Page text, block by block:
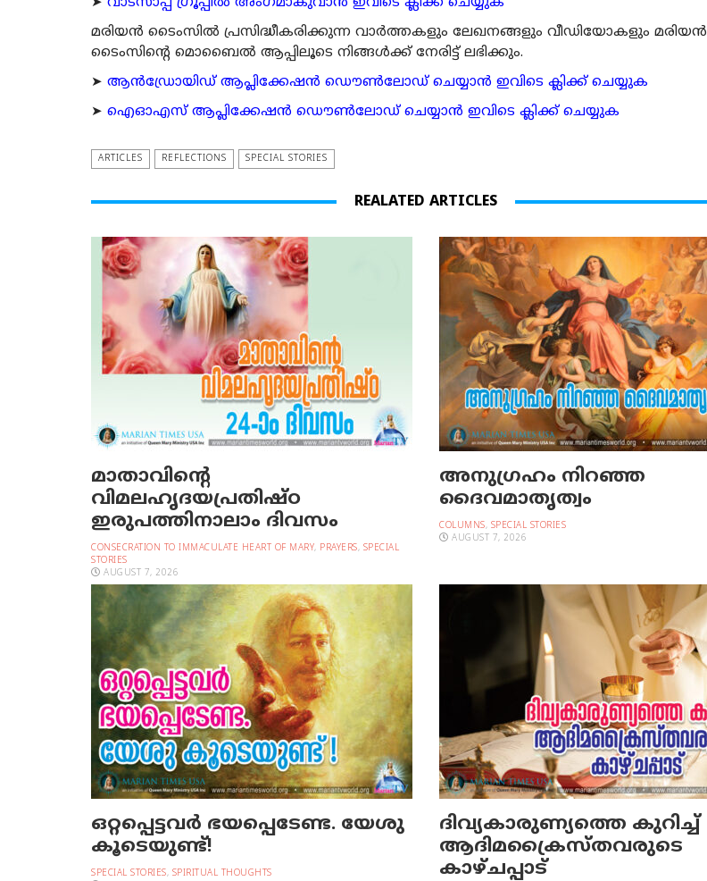
മരിയന്‍ ടൈംസില്‍ പ്രസിദ്ധീകരിക്കുന്ന വാര്‍ത്തകളും ലേഖനങ്ങളും വീഡിയോകളും മരിയന്‍
ടൈംസിന്റെ മൊബൈല്‍ ആപ്പിലൂടെ നിങ്ങള്‍ക്ക് നേരിട്ട് ലഭിക്കും.
➤ ആന്‍ഡ്രോയിഡ് ആപ്ലിക്കേഷന്‍ ഡൌണ്‍ലോഡ് ചെയ്യാന്‍ ഇവിടെ ക്ലിക്ക് ചെയ്യുക
➤ ഐഓഎസ് ആപ്ലിക്കേഷന്‍ ഡൌണ്‍ലോഡ് ചെയ്യാന്‍ ഇവിടെ ക്ലിക്ക് ചെയ്യുക
ARTICLES REFLECTIONS SPECIAL STORIES
REALATED ARTICLES
മാതാവിന്റെ
വിമലഹൃദയപ്രതിഷ്ഠ
ഇരുപത്തിനാലാം ദിവസം
CONSECRATION TO IMMACULATE HEART OF MARY, PRAYERS, SPECIAL
STORIES
AUGUST 7, 2026
അനുഗ്രഹം നിറഞ്ഞ
ദൈവമാതൃത്വം
COLUMNS, SPECIAL STORIES
AUGUST 7, 2026
ഒറ്റപ്പെട്ടവര്‍ ഭയപ്പെടേണ്ട. യേശു
കൂടെയുണ്ട്!
SPECIAL STORIES, SPIRITUAL THOUGHTS
ദിവ്യകാരുണ്യത്തെ കുറിച്ച്
ആദിമക്രൈസ്തവരുടെ
കാഴ്ചപ്പാട്